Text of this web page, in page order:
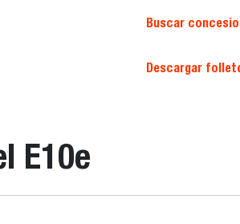
Buscar
Descargar
E10e